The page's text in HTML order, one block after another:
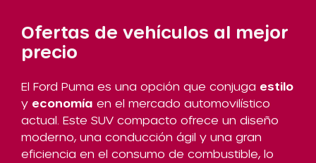
Ofertas de vehículos al mejor
precio
El Ford Puma es una opción que conjuga estilo
y economía en el mercado automovilístico
actual. Este SUV compacto ofrece un diseño
moderno, una conducción ágil y una gran
eficiencia en el consumo de combustible, lo